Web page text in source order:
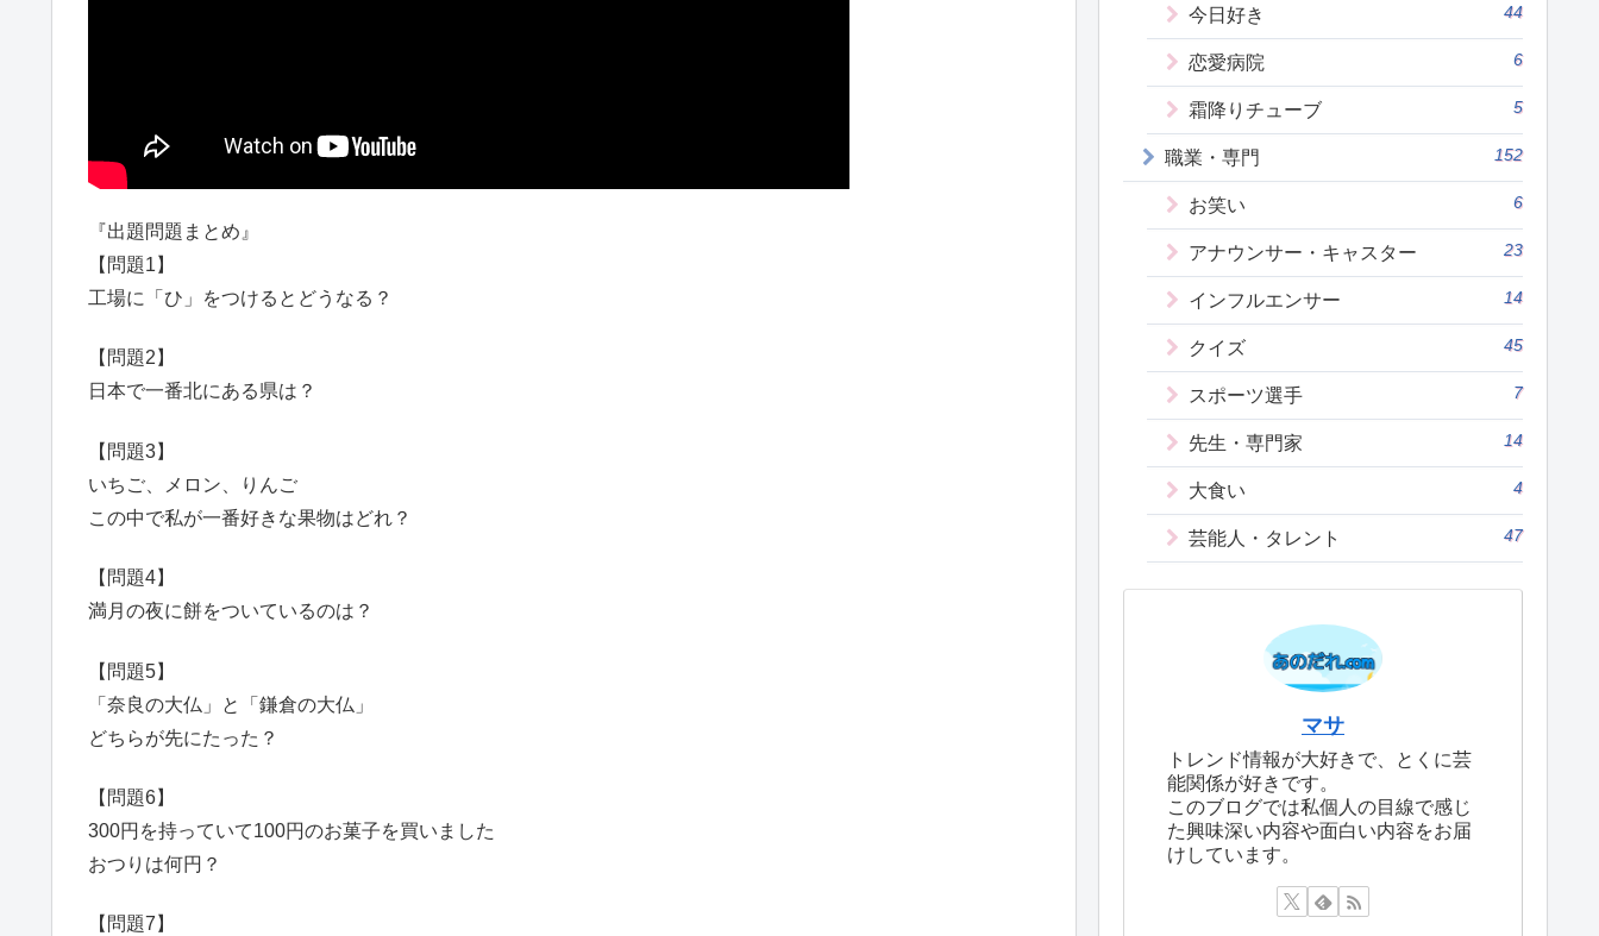
『出題問題まとめ』
【問題1】
工場に「ひ」をつけるとどうなる？
【問題2】
日本で一番北にある県は？
【問題3】
いちご、メロン、りんご
この中で私が一番好きな果物はどれ？
【問題4】
満月の夜に餅をついているのは？
【問題5】
「奈良の大仏」と「鎌倉の大仏」
どちらが先にたった？
【問題6】
300円を持っていて100円のお菓子を買いました
おつりは何円？
【問題7】
今日好き 44
恋愛病院 6
霜降りチューブ 5
職業・専門 152
お笑い 6
アナウンサー・キャスター 23
インフルエンサー 14
クイズ 45
スポーツ選手 7
先生・専門家 14
大食い 4
芸能人・タレント 47
マサ
トレンド情報が大好きで、とくに芸
能関係が好きです。
このブログでは私個人の目線で感じ
た興味深い内容や面白い内容をお届
けしています。